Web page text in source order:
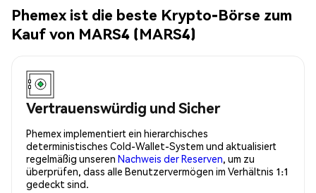
Phemex ist die beste Krypto-Börse zum
Kauf von MARS4 (MARS4)
Vertrauenswürdig und Sicher
Phemex implementiert ein hierarchisches
deterministisches Cold-Wallet-System und aktualisiert
regelmäßig unseren Nachweis der Reserven, um zu
überprüfen, dass alle Benutzervermögen im Verhältnis 1:1
gedeckt sind.